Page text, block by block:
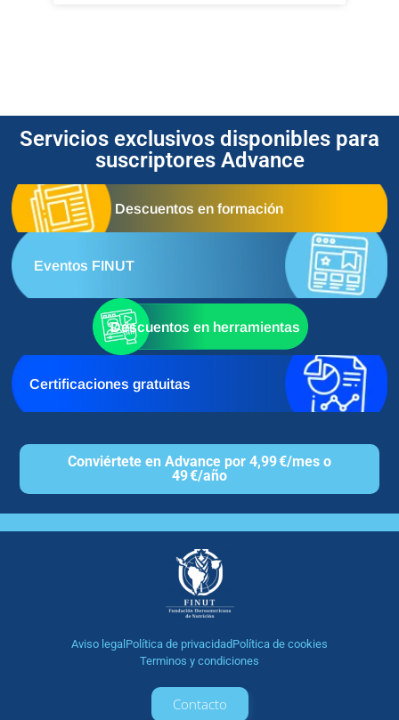
Servicios exclusivos disponibles para
suscriptores Advance
Descuentos en formación
Eventos FINUT
Descuentos en herramientas
Certificaciones gratuitas
Conviértete en Advance por 4,99 €/mes o
49 €/año
Aviso legal Política de privacidadPolítica de cookies
Terminos y condiciones
Contacto